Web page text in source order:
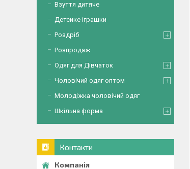
Взуття дитяче
Детсике іграшки
Роздріб
Розпродаж
Одяг для Дівчаток
Чоловічий одяг оптом
Молодіжка чоловічий одяг
Шкільна форма
Контакти